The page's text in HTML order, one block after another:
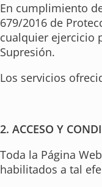
En cumplimiento
679/2016 de
cualquier ejercicio
Supresión.
Los servicios
2. ACCESO Y
Toda la Página
habilitados a tal